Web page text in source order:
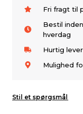
Fri fragt til
Bestil
hverdag
Hurtig
Mulighed
Stil et spørgsmål